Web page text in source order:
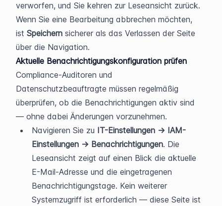
verworfen, und Sie kehren zur Leseansicht zurück.
Wenn Sie eine Bearbeitung abbrechen möchten,
ist Speichern sicherer als das Verlassen der Seite
über die Navigation.
Aktuelle Benachrichtigungskonfiguration prüfen
Compliance-Auditoren und
Datenschutzbeauftragte müssen regelmäßig
überprüfen, ob die Benachrichtigungen aktiv sind
— ohne dabei Änderungen vorzunehmen.
Navigieren Sie zu IT-Einstellungen → IAM-
Einstellungen → Benachrichtigungen. Die
Leseansicht zeigt auf einen Blick die aktuelle
E-Mail-Adresse und die eingetragenen
Benachrichtigungstage. Kein weiterer
Systemzugriff ist erforderlich — diese Seite ist